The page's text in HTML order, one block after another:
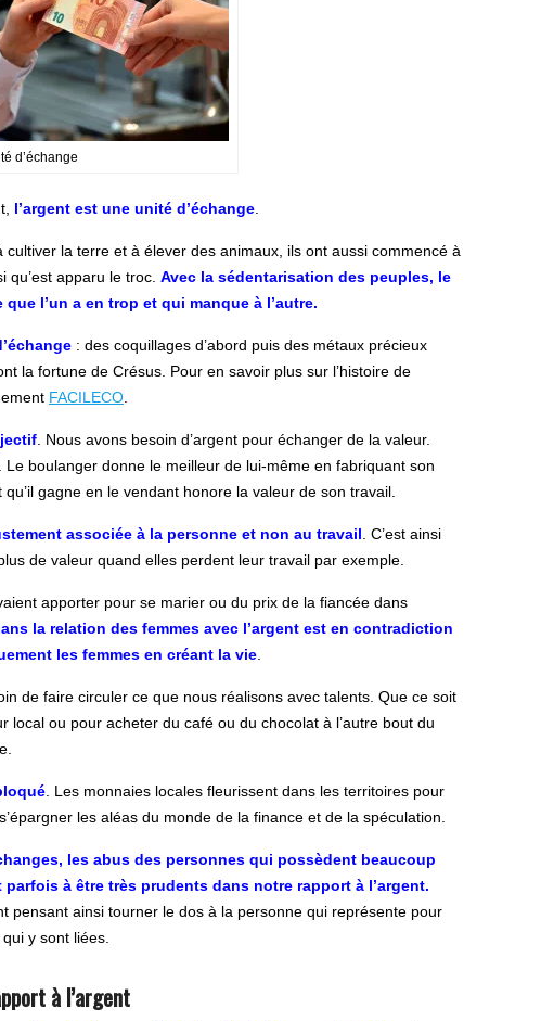
d’échange
l’argent est une unité d’échange
la terre et à élever des animaux, ils ont aussi commencé à
qu’est apparu le troc. Avec la sédentarisation des peuples, le
l’un a en trop et qui manque à l’autre.
: des coquillages d’abord puis des métaux précieux
la fortune de Crésus. Pour en savoir plus sur l’histoire de
FACILECO
. Nous avons besoin d’argent pour échanger de la valeur.
Le boulanger donne le meilleur de lui-même en fabriquant son
gagne en le vendant honore la valeur de son travail.
associée à la personne et non au travail . C’est ainsi
de valeur quand elles perdent leur travail par exemple.
apporter pour se marier ou du prix de la fiancée dans
la relation des femmes avec l’argent est en contradiction
les femmes en créant la vie
de faire circuler ce que nous réalisons avec talents. Que ce soit
ou pour acheter du café ou du chocolat à l’autre bout du
. Les monnaies locales fleurissent dans les territoires pour
les aléas du monde de la finance et de la spéculation.
les abus des personnes qui possèdent beaucoup
à être très prudents dans notre rapport à l’argent.
pensant ainsi tourner le dos à la personne qui représente pour
y sont liées.
à l’argent